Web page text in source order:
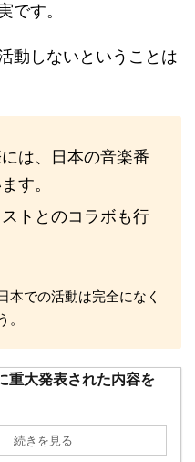
です。
動しないということは
は、日本の音楽番
す。
トとのコラボも行
本での活動は完全になく
重大発表された内容を
続きを見る